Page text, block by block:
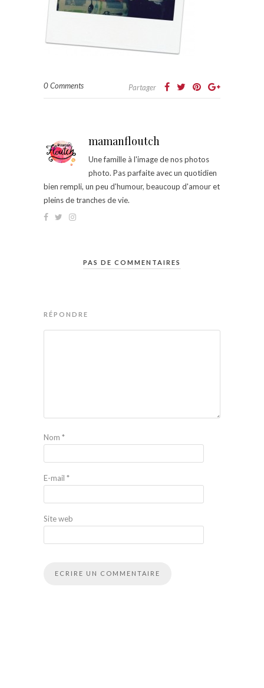
0 Comments Partager
mamanfloutch
Une famille à l'image de nos photos
photo. Pas parfaite avec un quotidien
bien rempli, un peu d'humour, beaucoup d'amour et
pleins de tranches de vie.
PAS DE COMMENTAIRES
RÉPONDRE
Nom *
E-mail *
Site web